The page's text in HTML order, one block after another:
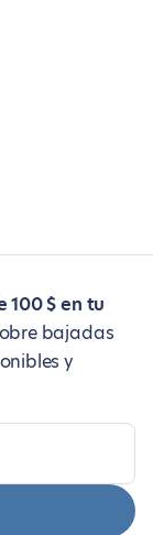
100 $ en tu
bajadas
y